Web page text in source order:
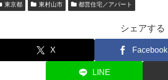
東京都 東村山市 都営住宅／アパート
シェアする
X Facebook
LINE